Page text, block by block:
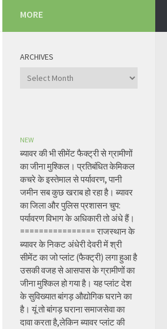
MORE
ARCHIVES
Archives
NEW
ब्यावर की भी सीमेंट फैक्ट्री से ग्रामीणों
का जीना मुश्किल। प्रतिबंधित केमिकल
कचरे के इस्तेमाल से पर्यावरण, पानी
जमीन सब कुछ खराब हो रहा है। ब्यावर
का जिला और पुलिस प्रशासन चुप:
पर्यावरण विभाग के अधिकारी तो अंधे हैं।
================ राजस्थान के
ब्यावर के निकट अंधेरी देवरी में श्री
सीमेंट का जो प्लांट (फैक्ट्री) लगा हुआ है
उसकी वजह से आसपास के ग्रामीणों का
जीना मुश्किल हो गया है। यह प्लांट देश
के सुविख्यात बांगड़ औद्योगिक घराने का
है। यूं तो बांगड़ घराना समाजसेवा का
दावा करता है,लेकिन ब्यावर प्लांट की